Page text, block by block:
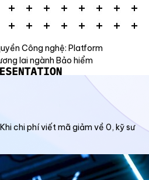
Công nghệ: Platform
lai ngành Bảo hiểm
chi phí viết mã giảm về 0, kỹ sư